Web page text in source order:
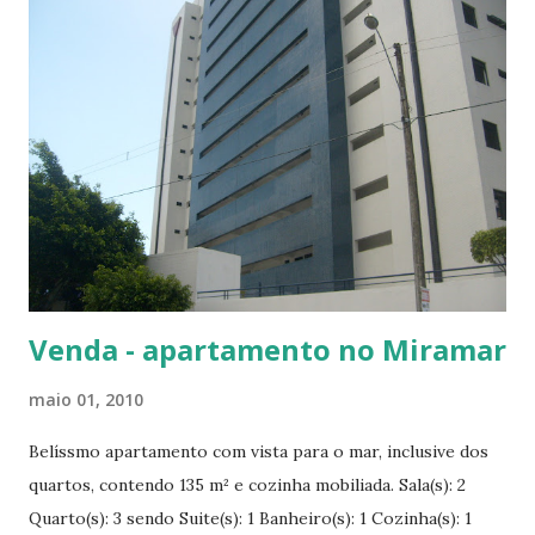
usualmente, a previsão de um sinal, parcelas mensais a
serem quitadas no período de construção e, com a
conclusão das obras e entrega a unidade, o pagamento de
uma parcela em valor significativo (em torno de 70 a 80 por
cento do valor da negociação). Essa parcela (chamada por
alguns, de “parcela das chaves”) é paga com recursos
próprios do comprador ou, por meio de financiamento
obtido junto a instituição financeira que conte com linha de
crédito imobiliário. O comprador deve ter cuidado ao
assumir o pagamento mediante financia...
Venda - apartamento no Miramar
maio 01, 2010
Belíssmo apartamento com vista para o mar, inclusive dos
quartos, contendo 135 m² e cozinha mobiliada. Sala(s): 2
Quarto(s): 3 sendo Suite(s): 1 Banheiro(s): 1 Cozinha(s): 1